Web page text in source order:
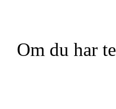
Om du har